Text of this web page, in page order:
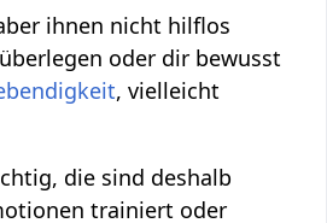
ihnen nicht hilflos
oder dir bewusst
, vielleicht
die sind deshalb
trainiert oder